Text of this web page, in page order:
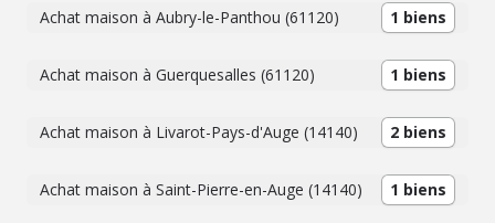
Achat maison à Aubry-le-Panthou (61120) 1 biens
Achat maison à Guerquesalles (61120) 1 biens
Achat maison à Livarot-Pays-d'Auge (14140) 2 biens
Achat maison à Saint-Pierre-en-Auge (14140) 1 biens